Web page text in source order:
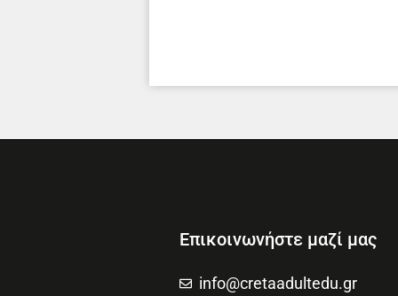
Επικοινωνήστε μαζί μας
info@cretaadultedu.gr